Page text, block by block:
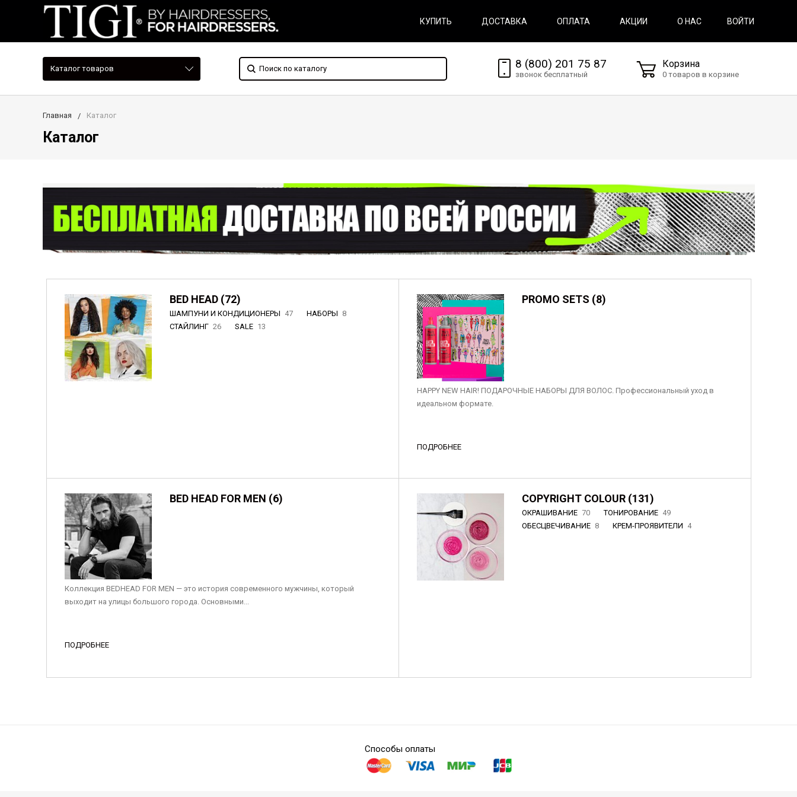
КУПИТЬ ДОСТАВКА ОПЛАТА АКЦИИ О НАС ВОЙТИ
Каталог товаров 8 (800) 201 75 87
звонок бесплатный
Корзина
0 товаров в корзине
Главная Каталог
Каталог
BED HEAD (72)
ШАМПУНИ И КОНДИЦИОНЕРЫ 47 НАБОРЫ 8
СТАЙЛИНГ 26 SALE 13
PROMO SETS (8)
HAPPY NEW HAIR! ПОДАРОЧНЫЕ НАБОРЫ ДЛЯ ВОЛОС. Профессиональный уход в
идеальном формате.
ПОДРОБНЕЕ
BED HEAD FOR MEN (6)
Коллекция BEDHEAD FOR MEN — это история современного мужчины, который
выходит на улицы большого города. Основными...
ПОДРОБНЕЕ
COPYRIGHT COLOUR (131)
ОКРАШИВАНИЕ 70 ТОНИРОВАНИЕ 49
ОБЕСЦВЕЧИВАНИЕ 8 КРЕМ-ПРОЯВИТЕЛИ 4
Способы оплаты